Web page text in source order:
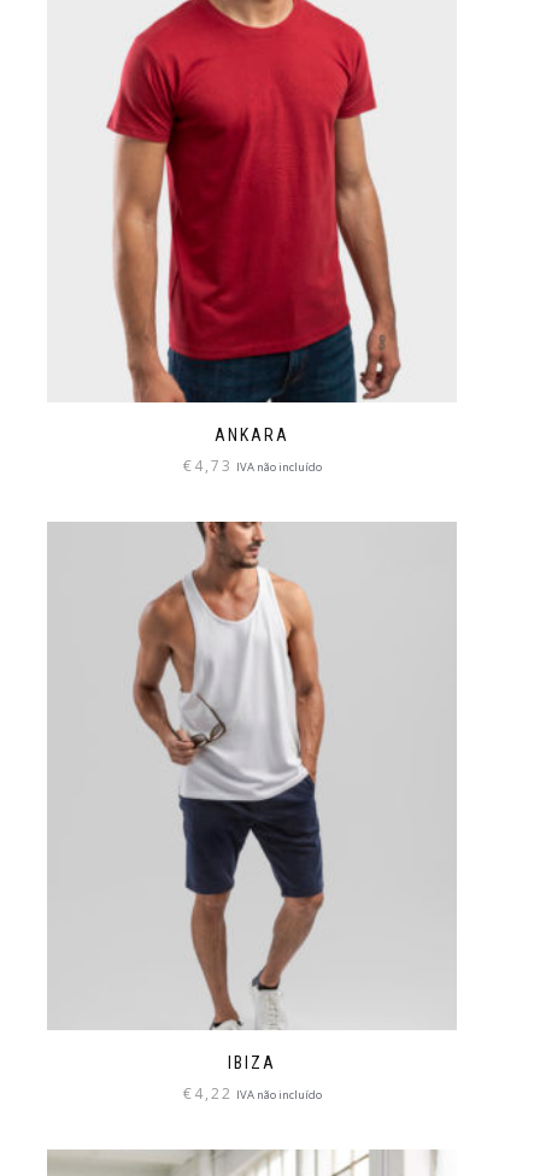
ANKARA
€4,73 IVA não incluído
IBIZA
€4,22 IVA não incluído